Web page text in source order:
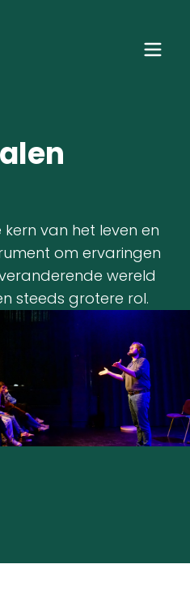
van het leven en
om ervaringen
wereld
steeds grotere rol.